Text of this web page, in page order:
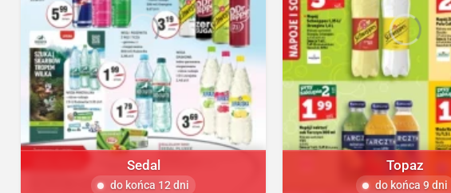
Sedal
do końca 12 dni
Topaz
do końca 9 dni